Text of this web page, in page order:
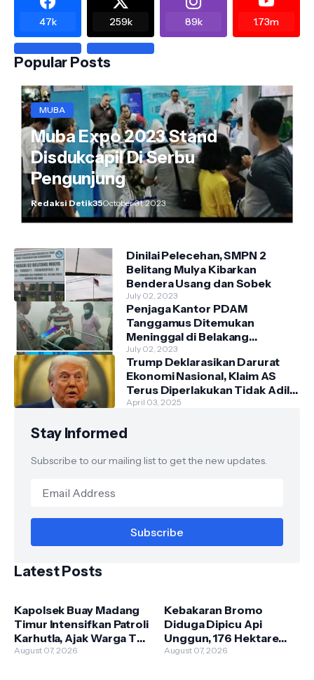
47k 259k 89k 1.73m
Popular Posts
MUBA
Muba Expo 2023 Stand
Disdukcapil Di Serbu
Pengunjung
Redaksi Detik35October 31, 2023
Dinilai Pelecehan, SMPN 2
Belitang Mulya Kibarkan
Bendera Usang dan Sobek
July 02, 2023
Penjaga Kantor PDAM
Tanggamus Ditemukan
Meninggal di Belakang
Kantornya.
July 02, 2023
Trump Deklarasikan Darurat
Ekonomi Nasional, Klaim AS
Terus Diperlakukan Tidak Adil
oleh Negara Asing"
April 03, 2025
Stay Informed
Subscribe to our mailing list to get the new updates.
Latest Posts
Kapolsek Buay Madang
Timur Intensifkan Patroli
Karhutla, Ajak Warga Tak
Membakar Hutan dan
August 07, 2026
Kebakaran Bromo
Diduga Dipicu Api
Unggun, 176 Hektare
Lahan TNBTS Terbakar
August 07, 2026